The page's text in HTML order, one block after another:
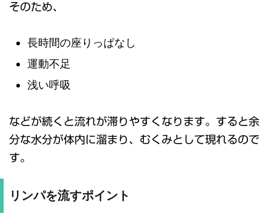
そのため、
長時間の座りっぱなし
運動不足
浅い呼吸
などが続くと流れが滞りやすくなります。すると余
分な水分が体内に溜まり、むくみとして現れるので
す。
リンパを流すポイント